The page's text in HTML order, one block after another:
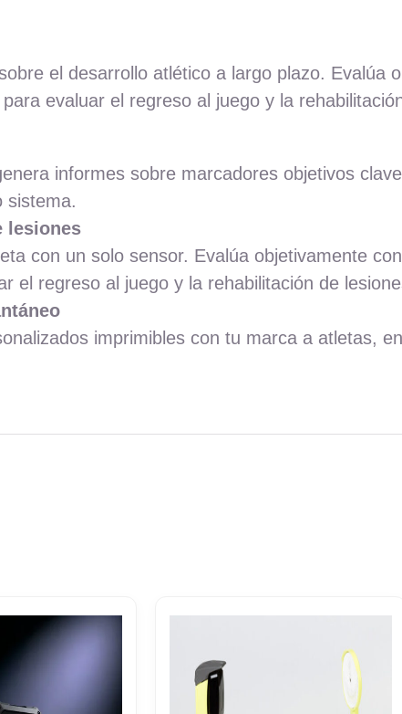
el desarrollo atlético a largo plazo. Evalúa
evaluar el regreso al juego y la
informes sobre marcadores objetivos
sistema.
lesiones
con un solo sensor. Evalúa objetivamente
el regreso al juego y la rehabilitación de
imprimibles con tu marca a atletas,